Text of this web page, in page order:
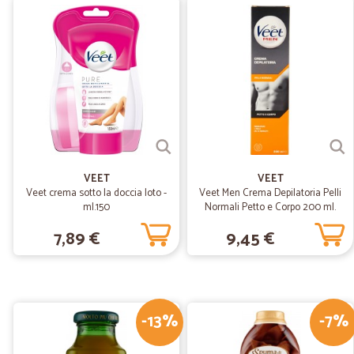
VEET
Veet crema sotto la doccia loto -
ml.150
7,89 €
VEET
Veet Men Crema Depilatoria Pelli
Normali Petto e Corpo 200 ml.
9,45 €
-13% -7%